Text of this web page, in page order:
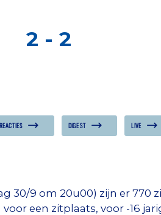
2 - 2
REACTIES DIGEST LIVE
30/9 om 20u00) zijn er 770
een zitplaats, voor -16